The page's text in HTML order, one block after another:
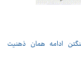
ادامه همان ذهنیت